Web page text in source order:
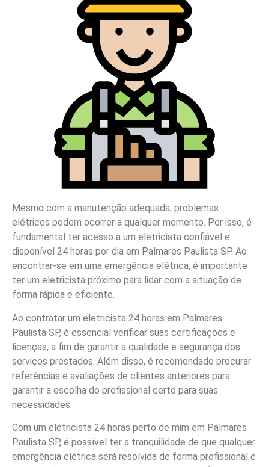
Mesmo com a manutenção adequada, problemas
elétricos podem ocorrer a qualquer momento. Por isso, é
fundamental ter acesso a um eletricista confiável e
disponível 24 horas por dia em Palmares Paulista SP. Ao
encontrar-se em uma emergência elétrica, é importante
ter um eletricista próximo para lidar com a situação de
forma rápida e eficiente.
Ao contratar um eletricista 24 horas em Palmares
Paulista SP, é essencial verificar suas certificações e
licenças, a fim de garantir a qualidade e segurança dos
serviços prestados. Além disso, é recomendado procurar
referências e avaliações de clientes anteriores para
garantir a escolha do profissional certo para suas
necessidades.
Com um eletricista 24 horas perto de mim em Palmares
Paulista SP, é possível ter a tranquilidade de que qualquer
emergência elétrica será resolvida de forma profissional e